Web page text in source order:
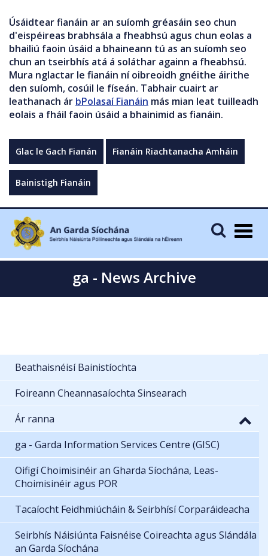
Úsáidtear fianáin ar an suíomh gréasáin seo chun
d'eispéireas brabhsála a fheabhsú agus chun eolas a
bhailiú faoin úsáid a bhaineann tú as an suíomh seo
chun an tseirbhís atá á soláthar againn a fheabhsú.
Mura nglactar le fianáin ní oibreoidh gnéithe áirithe
den suíomh, cosúil le físeán. Tabhair cuairt ar
leathanach ár bPolasaí Fianáin más mian leat tuilleadh
eolais a fháil faoin úsáid a bhainimid as fianáin.
Glac le Gach Fianán Fianáin Riachtanacha Amháin
Bainistigh Fianáin
ga - News Archive
Beathaisnéisí Bainistíochta
Foireann Cheannasaíochta Sinsearach
Ár ranna
ga - Garda Information Services Centre (GISC)
Oifigí Choimisinéir an Gharda Síochána, Leas-
Choimisinéir agus POR
Tacaíocht Feidhmiúcháin & Seirbhísí Corparáideacha
Seirbhís Náisiúnta Faisnéise Coireachta agus Slándála
an Garda Síochána